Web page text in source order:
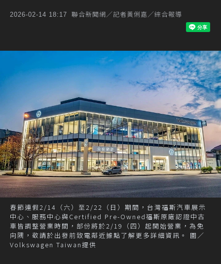
2026-02-14 18:17 聯合新聞網／記者黃俐嘉／綜合報導
春節連假2/14（六）至2/22（日）期間，台灣福斯汽車展示
中心、服務中心與Certified Pre-Owned福斯原廠認證中古
車皆調整營業時間，部份將於2/19（四）起開始營業，為免
向隅，敬請於出發前致電鄰近據點了解更多詳細資訊。 圖／
Volkswagen Taiwan提供